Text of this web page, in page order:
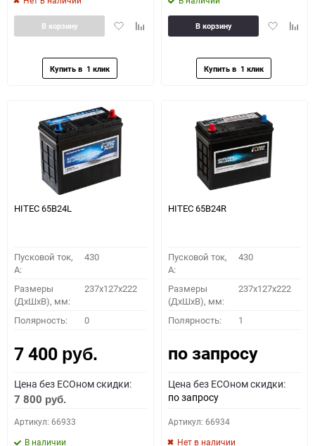
ДобавитьДобавить
В корзину
Добавить
В корзину
HITEC 65B24L
Пусковой ток,
A:
430
Размеры
(ДхШхВ), мм:
237x127x222
Полярность: 0
7 400 руб.
Цена без ECOном скидки:
7 800 руб.
Артикул: 66933
В наличии
HITEC 65B24R
Пусковой ток,
A:
430
Размеры
(ДхШхВ), мм:
237x127x222
Полярность: 1
по запросу
Цена без ECOном скидки:
по запросу
Артикул: 66934
Нет в наличии